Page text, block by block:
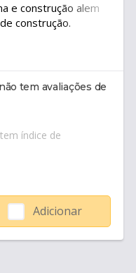
e construção alem
construção.
tem avaliações de
índice de
Adicionar